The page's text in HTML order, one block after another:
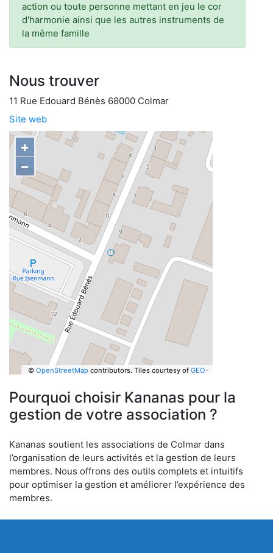
action ou toute personne mettant en jeu le cor
d'harmonie ainsi que les autres instruments de
la même famille
Nous trouver
11 Rue Edouard Bénès 68000 Colmar
Site web
+
−
© OpenStreetMapcontributors. Tiles courtesy of GEO-
Pourquoi choisir Kananas pour la
gestion de votre association ?
Kananas soutient les associations de Colmar dans
l’organisation de leurs activités et la gestion de leurs
membres. Nous offrons des outils complets et intuitifs
pour optimiser la gestion et améliorer l’expérience des
membres.